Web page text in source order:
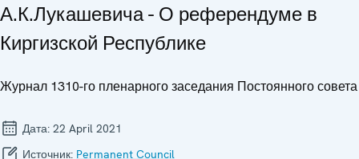
А.К.Лукашевича - О референдуме в
Киргизской Республике
Журнал 1310-го пленарного заседания Постоянного совета
Дата: 22 April 2021
Источник: Permanent Council